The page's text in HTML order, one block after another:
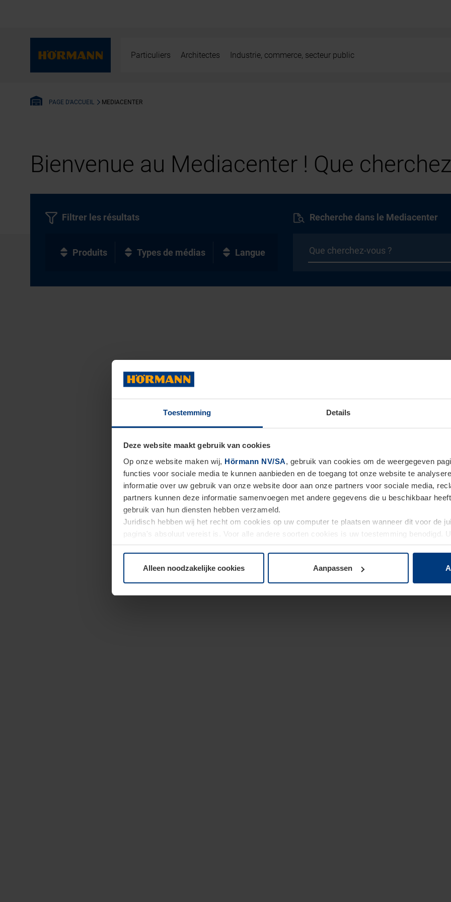
Toestemming Details
Deze website maakt gebruik van cookies
Op onze website maken wij, Hörmann NV/SA, gebruik van cookies om de weergegeven
functies voor sociale media te kunnen aanbieden en de toegang tot onze website te
informatie over uw gebruik van onze website door aan onze partners voor sociale media,
partners kunnen deze informatie samenvoegen met andere gegevens die u beschikbaar
gebruik van hun diensten hebben verzameld.
Juridisch hebben wij het recht om cookies op uw computer te plaatsen wanneer dit voor de
pagina's absoluut vereist is. Voor alle andere soorten cookies is uw toestemming benodigd.
moment bij de uitleg van de cookies op paginaPrivacyverklaringop onze website wijzigen
Alleen noodzakelijke cookies Aanpassen
Particuliers Architectes Industrie, commerce, secteur public
PAGE D'ACCUEIL MEDIACENTER
Bienvenue au Mediacenter ! Que
Recherche dans le Mediacenter
Filtrer les résultats
Produits Types de médias Langue